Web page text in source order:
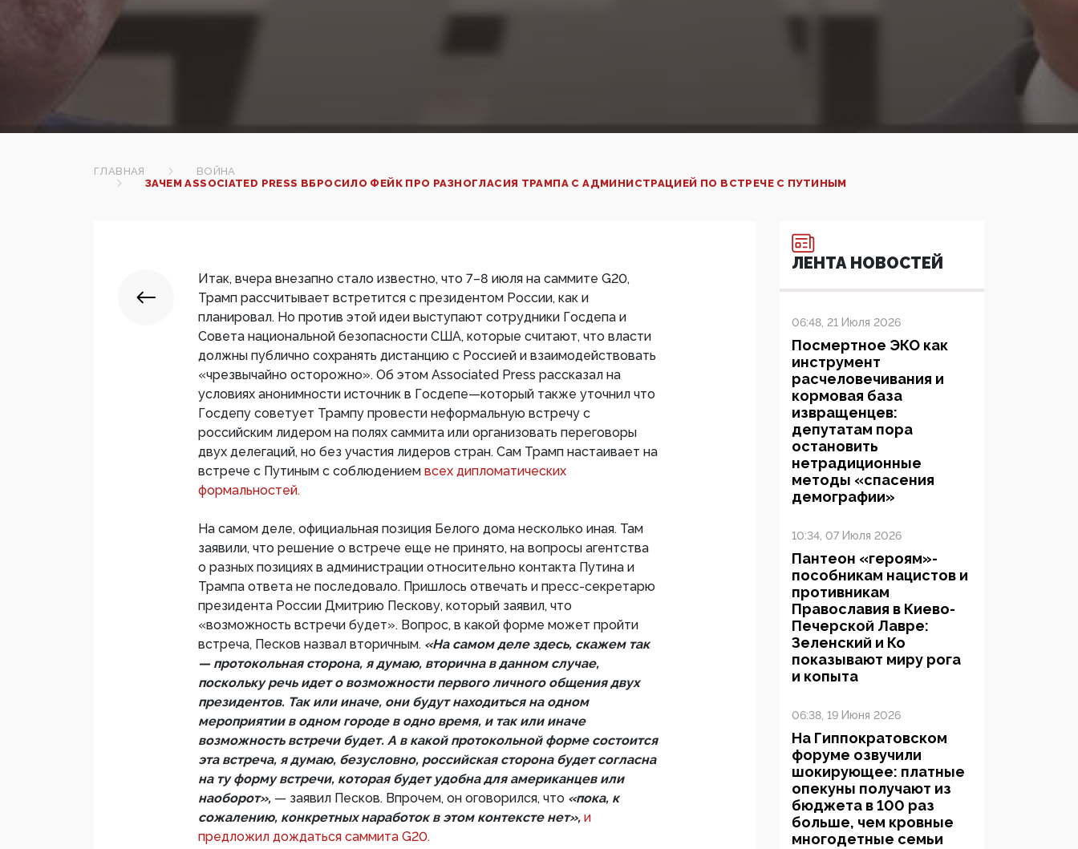
ГЛАВНАЯ
ВОЙНА
ЗАЧЕМ ASSOCIATED PRESS ВБРОСИЛО ФЕЙК ПРО РАЗНОГЛАСИЯ ТРАМПА С АДМИНИСТРАЦИЕЙ ПО ВСТРЕЧЕ С ПУТИНЫМ
Итак, вчера внезапно стало известно, что 7–8 июля на саммите G20,
Трамп рассчитывает встретится с президентом России, как и
планировал. Но против этой идеи выступают сотрудники Госдепа и
Совета национальной безопасности США, которые считают, что власти
должны публично сохранять дистанцию с Россией и взаимодействовать
«чрезвычайно осторожно». Об этом Associated Press рассказал на
условиях анонимности источник в Госдепе—который также уточнил что
Госдепу советует Трампу провести неформальную встречу с
российским лидером на полях саммита или организовать переговоры
двух делегаций, но без участия лидеров стран. Сам Трамп настаивает на
встрече с Путиным с соблюдением всех дипломатических
формальностей.
На самом деле, официальная позиция Белого дома несколько иная. Там
заявили, что решение о встрече еще не принято, на вопросы агентства
о разных позициях в администрации относительно контакта Путина и
Трампа ответа не последовало. Пришлось отвечать и пресс-секретарю
президента России Дмитрию Пескову, который заявил, что
«возможность встречи будет». Вопрос, в какой форме может пройти
встреча, Песков назвал вторичным. «На самом деле здесь, скажем так
— протокольная сторона, я думаю, вторична в данном случае,
поскольку речь идет о возможности первого личного общения двух
президентов. Так или иначе, они будут находиться на одном
мероприятии в одном городе в одно время, и так или иначе
возможность встречи будет. А в какой протокольной форме состоится
эта встреча, я думаю, безусловно, российская сторона будет согласна
на ту форму встречи, которая будет удобна для американцев или
наоборот», — заявил Песков. Впрочем, он оговорился, что «пока, к
сожалению, конкретных наработок в этом контексте нет», и
предложил дождаться саммита G20.
ЛЕНТА НОВОСТЕЙ
06:48, 21 Июля 2026
Посмертное ЭКО как
инструмент
расчеловечивания и
кормовая база
извращенцев:
депутатам пора
остановить
нетрадиционные
методы «спасения
демографии»
10:34, 07 Июля 2026
Пантеон «героям»-
пособникам нацистов и
противникам
Православия в Киево-
Печерской Лавре:
Зеленский и Ко
показывают миру рога
и копыта
06:38, 19 Июня 2026
На Гиппократовском
форуме озвучили
шокирующее: платные
опекуны получают из
бюджета в 100 раз
больше, чем кровные
многодетные семьи